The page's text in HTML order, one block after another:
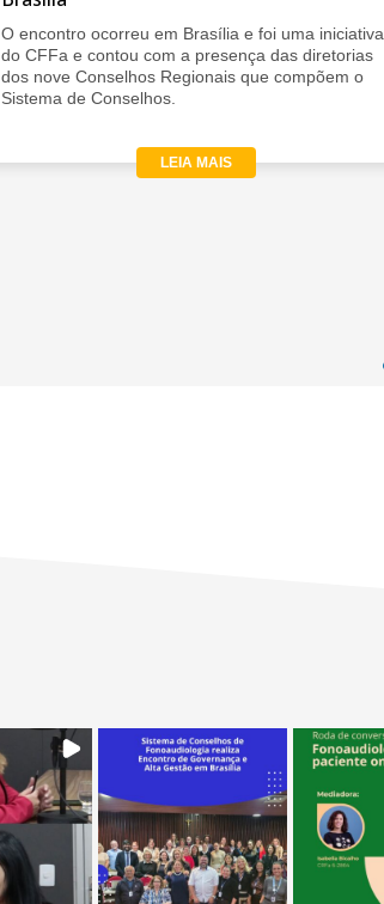
O encontro ocorreu em Brasília e foi uma iniciativa
do CFFa e contou com a presença das diretorias
dos nove Conselhos Regionais que compõem o
Sistema de Conselhos.
LEIA MAIS